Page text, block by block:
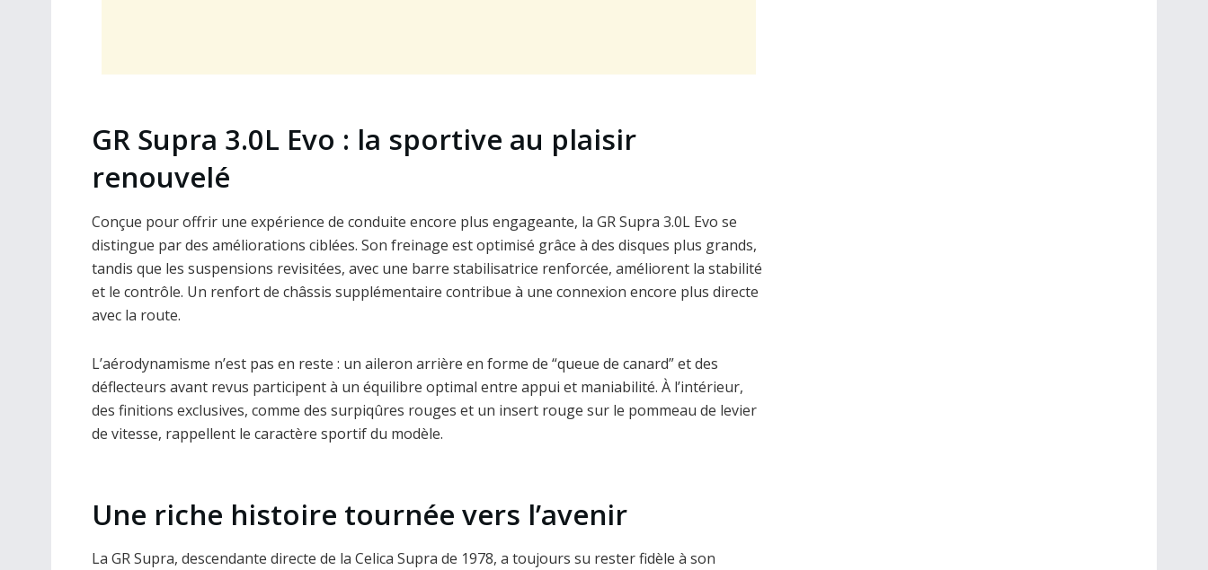
GR Supra 3.0L Evo : la sportive au plaisir
renouvelé
Conçue pour offrir une expérience de conduite encore plus engageante, la GR Supra 3.0L Evo se
distingue par des améliorations ciblées. Son freinage est optimisé grâce à des disques plus grands,
tandis que les suspensions revisitées, avec une barre stabilisatrice renforcée, améliorent la stabilité
et le contrôle. Un renfort de châssis supplémentaire contribue à une connexion encore plus directe
avec la route.
L’aérodynamisme n’est pas en reste : un aileron arrière en forme de “queue de canard” et des
déflecteurs avant revus participent à un équilibre optimal entre appui et maniabilité. À l’intérieur,
des finitions exclusives, comme des surpiqûres rouges et un insert rouge sur le pommeau de levier
de vitesse, rappellent le caractère sportif du modèle.
Une riche histoire tournée vers l’avenir
La GR Supra, descendante directe de la Celica Supra de 1978, a toujours su rester fidèle à son